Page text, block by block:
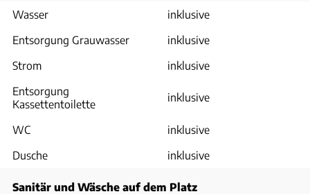
Wasser
inklusive
Entsorgung Grauwasser
inklusive
Strom
inklusive
Entsorgung
Kassettentoilette
inklusive
WC
inklusive
Dusche
inklusive
Sanitär und Wäsche auf dem Platz